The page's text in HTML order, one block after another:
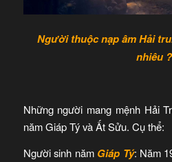
Người thuộc nạp âm Hải
nhiêu ?
Những người mang mệnh Hải
năm Giáp Tý và Ất Sửu. Cụ thể:
Người sinh năm Giáp Tý: Năm